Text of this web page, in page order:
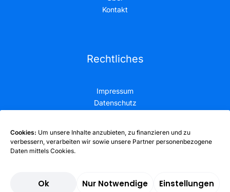
Cookies: Um unsere Inhalte anzubieten, zu finanzieren und zu
verbessern, verarbeiten wir sowie unsere Partner personenbezogene
Daten mittels Cookies.
Ok Nur Notwendige Einstellungen
Kontakt
Rechtliches
Impressum
Datenschutz